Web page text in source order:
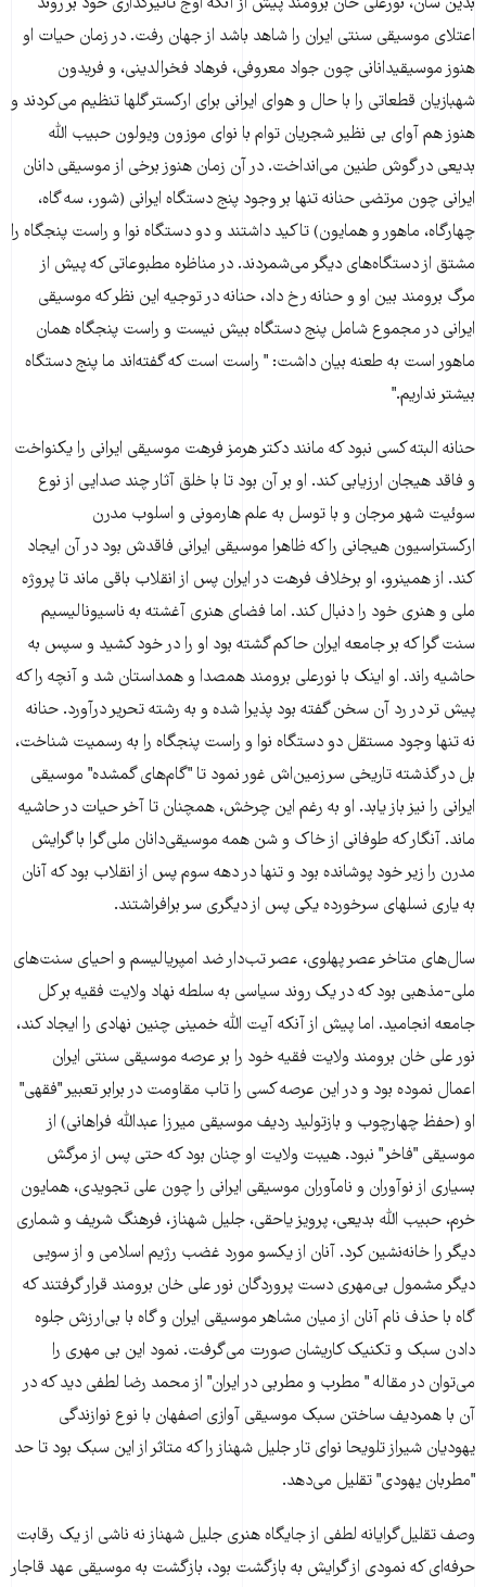
اعتلای موسیقی سنتی ایران را شاهد باشد از جهان رفت. در زمان حیات او
هنوز موسیقیدانانی چون جواد معروفی، فرهاد فخرالدینی، و فریدون
شهبازیان قطعاتی را با حال و هوای ایرانی برای ارکستر گلها تنظیم می‌کردند و
هنوز هم آوای بی نظیر شجریان توام با نوای موزون ویولون حبیب الله
بدیعی در گوش طنین می‌انداخت. در آن زمان هنوز برخی از موسیقی دانان
ایرانی چون مرتضی حنانه تنها بر وجود پنج دستگاه ایرانی (شور، سه گاه،
چهارگاه، ماهور و همایون) تاکید داشتند و دو دستگاه نوا و راست پنجگاه را
مشتق از دستگاه‌های دیگر می‌شمردند. در مناظره مطبوعاتی که پیش از
مرگ برومند بین او و حنانه رخ داد، حنانه در توجیه این نظر که موسیقی
ایرانی در مجموع شامل پنج دستگاه بیش نیست و راست پنجگاه همان
ماهور است به طعنه بیان داشت: " راست است که گفته‌اند ما پنج دستگاه
بیشتر نداریم."
حنانه البته کسی نبود که مانند دکتر هرمز فرهت موسیقی ایرانی را یکنواخت
و فاقد هیجان ارزیابی کند. او بر آن بود تا با خلق آثار چند صدایی از نوع
سوئیت شهر مرجان و با توسل به علم هارمونی و اسلوب مدرن
ارکستراسیون هیجانی را که ظاهرا موسیقی ایرانی فاقدش بود در آن ایجاد
کند. از همینرو، او برخلاف فرهت در ایران پس از انقلاب باقی ماند تا پروژه
ملی و هنری خود را دنبال کند. اما فضای هنری آغشته به ناسیونالیسیم
سنت گرا که بر جامعه ایران حاکم گشته بود او را در خود کشید و سپس به
حاشیه راند. او اینک با نورعلی برومند همصدا و همداستان شد و آنچه را که
پیش تر در رد آن سخن گفته بود پذیرا شده و به رشته تحریر درآورد. حنانه
نه تنها وجود مستقل دو دستگاه نوا و راست پنجگاه را به رسمیت شناخت،
بل در گذشته تاریخی سرزمین‌اش غور نمود تا "گام‌های گمشده" موسیقی
ایرانی را نیز باز یابد. او به رغم این چرخش، همچنان تا آخر حیات در حاشیه
ماند. آنگار که طوفانی از خاک و شن همه موسیقی‌دانان ملی‌گرا با گرایش
مدرن را زیر خود پوشانده بود و تنها در دهه سوم پس از انقلاب بود که آنان
به یاری نسلهای سرخورده یکی پس از دیگری سر برافراشتند.
سال‌های متاخر عصر پهلوی، عصر تب‌دار ضد امپریالیسم و احیای سنت‌های
ملی-مذهبی بود که در یک روند سیاسی به سلطه نهاد ولایت فقیه بر کل
جامعه انجامید. اما پیش از آنکه آیت الله خمینی چنین نهادی را ایجاد کند،
نور علی خان برومند ولایت فقیه خود را بر عرصه موسیقی سنتی ایران
اعمال نموده بود و در این عرصه کسی را تاب مقاومت در برابر تعبیر "فقهی"
او (حفظ چهارچوب و بازتولید ردیف موسیقی میرزا عبدالله فراهانی) از
موسیقی "فاخر" نبود. هیبت ولایت او چنان بود که حتی پس از مرگش
بسیاری از نوآوران و نامآوران موسیقی ایرانی را چون علی تجویدی، همایون
خرم، حبیب الله بدیعی، پرویز یاحقی، جلیل شهناز، فرهنگ شریف و شماری
دیگر را خانه‌نشین کرد. آنان از یکسو مورد غضب رژیم اسلامی و از سویی
دیگر مشمول بی‌مهری دست پروردگان نور علی خان برومند قرار گرفتند که
گاه با حذف نام آنان از میان مشاهر موسیقی ایران و گاه با بی‌ارزش جلوه
دادن سبک و تکنیک کاریشان صورت می‌گرفت. نمود این بی مهری را
می‌توان در مقاله " مطرب و مطربی در ایران" از محمد رضا لطفی دید که در
آن با همردیف ساختن سبک موسیقی آوازی اصفهان با نوع نوازندگی
یهودیان شیراز تلویحا نوای تار جلیل شهناز را که متاثر از این سبک بود تا حد
"مطربان یهودی" تقلیل می‌دهد.
وصف تقلیل‌گرایانه لطفی از جایگاه هنری جلیل شهناز نه ناشی از یک رقابت
حرفه‌ای که نمودی از گرایش به بازگشت بود، بازگشت به موسیقی عهد قاجار